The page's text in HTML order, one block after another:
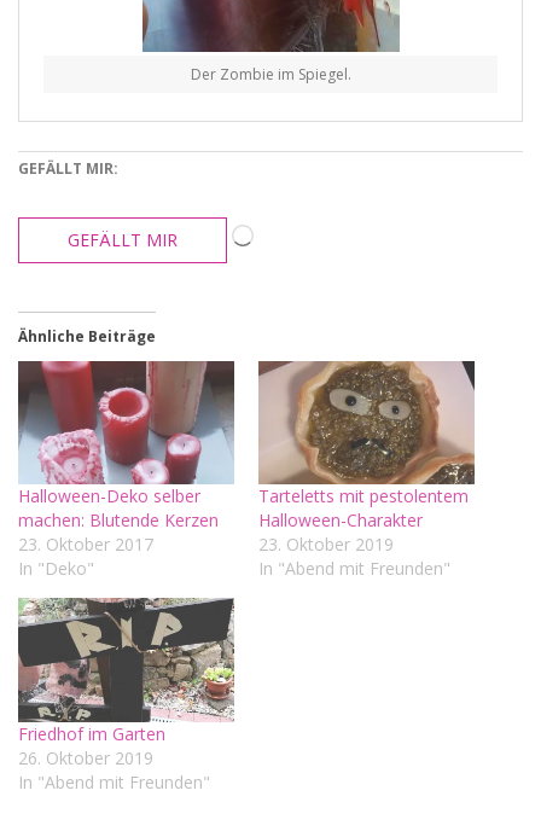
Der Zombie im Spiegel.
GEFÄLLT MIR:
GEFÄLLT MIR
Ähnliche Beiträge
Halloween-Deko selber
machen: Blutende Kerzen
23. Oktober 2017
In "Deko"
Tarteletts mit pestolentem
Halloween-Charakter
23. Oktober 2019
In "Abend mit Freunden"
Friedhof im Garten
26. Oktober 2019
In "Abend mit Freunden"